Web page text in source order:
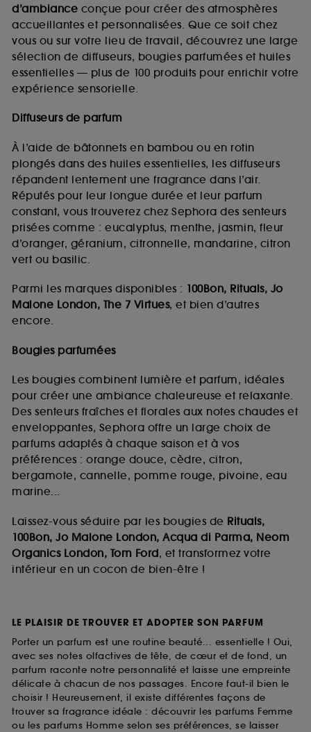
d’ambiance conçue pour créer des atmosphères
accueillantes et personnalisées. Que ce soit chez
vous ou sur votre lieu de travail, découvrez une large
sélection de diffuseurs, bougies parfumées et huiles
essentielles — plus de 100 produits pour enrichir votre
expérience sensorielle.
Diffuseurs de parfum
À l’aide de bâtonnets en bambou ou en rotin
plongés dans des huiles essentielles, les diffuseurs
répandent lentement une fragrance dans l’air.
Réputés pour leur longue durée et leur parfum
constant, vous trouverez chez Sephora des senteurs
prisées comme : eucalyptus, menthe, jasmin, fleur
d’oranger, géranium, citronnelle, mandarine, citron
vert ou basilic.
Parmi les marques disponibles : 100Bon, Rituals, Jo
Malone London, The 7 Virtues, et bien d’autres
encore.
Bougies parfumées
Les bougies combinent lumière et parfum, idéales
pour créer une ambiance chaleureuse et relaxante.
Des senteurs fraîches et florales aux notes chaudes et
enveloppantes, Sephora offre un large choix de
parfums adaptés à chaque saison et à vos
préférences : orange douce, cèdre, citron,
bergamote, cannelle, pomme rouge, pivoine, eau
marine...
Laissez-vous séduire par les bougies de Rituals,
100Bon, Jo Malone London, Acqua di Parma, Neom
Organics London, Tom Ford, et transformez votre
intérieur en un cocon de bien-être !
LE PLAISIR DE TROUVER ET ADOPTER SON PARFUM
Porter un parfum est une routine beauté... essentielle ! Oui,
avec ses notes olfactives de tête, de cœur et de fond, un
parfum raconte notre personnalité et laisse une empreinte
délicate à chacun de nos passages. Encore faut-il bien le
choisir ! Heureusement, il existe différentes façons de
trouver sa fragrance idéale : découvrir les parfums Femme
ou les parfums Homme selon ses préférences, se laisser